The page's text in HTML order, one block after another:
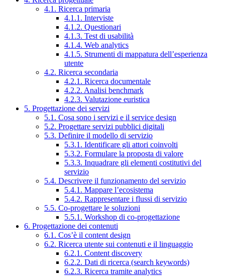
4.1. Ricerca primaria
4.1.1. Interviste
4.1.2. Questionari
4.1.3. Test di usabilità
4.1.4. Web analytics
4.1.5. Strumenti di mappatura dell’esperienza
utente
4.2. Ricerca secondaria
4.2.1. Ricerca documentale
4.2.2. Analisi benchmark
4.2.3. Valutazione euristica
5. Progettazione dei servizi
5.1. Cosa sono i servizi e il service design
5.2. Progettare servizi pubblici digitali
5.3. Definire il modello di servizio
5.3.1. Identificare gli attori coinvolti
5.3.2. Formulare la proposta di valore
5.3.3. Inquadrare gli elementi costitutivi del
servizio
5.4. Descrivere il funzionamento del servizio
5.4.1. Mappare l’ecosistema
5.4.2. Rappresentare i flussi di servizio
5.5. Co-progettare le soluzioni
5.5.1. Workshop di co-progettazione
6. Progettazione dei contenuti
6.1. Cos’è il content design
6.2. Ricerca utente sui contenuti e il linguaggio
6.2.1. Content discovery
6.2.2. Dati di ricerca (search keywords)
6.2.3. Ricerca tramite analytics